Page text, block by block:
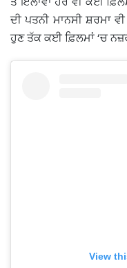
ਦੀ ਪਤਨੀ ਮਾਨਸੀ ਸ਼ਰਮਾ
ਹੁਣ ਤੱਕ ਕਈ ਫ਼ਿਲਮਾਂ ‘ਚ
View